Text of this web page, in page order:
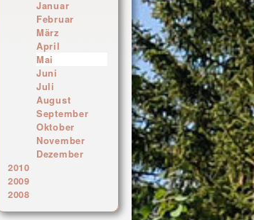
Januar
Februar
März
April
Mai
Juni
Juli
August
September
Oktober
November
Dezember
2010
2009
2008